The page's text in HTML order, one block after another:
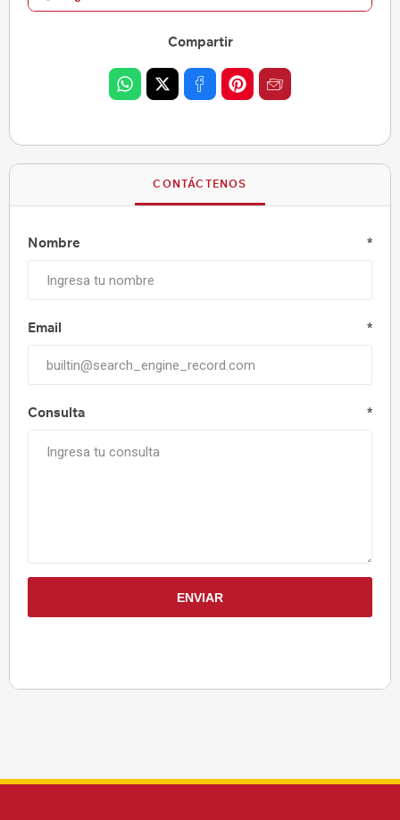
Compartir
CONTÁCTENOS
Nombre *
Email *
Consulta *